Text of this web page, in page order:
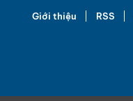
Giới thiệu RSS